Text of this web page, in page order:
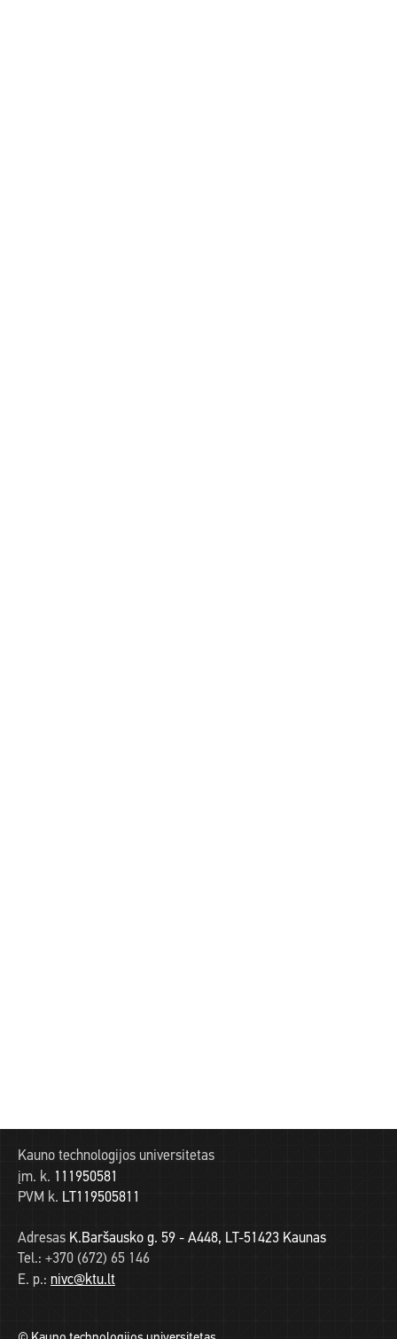
Kauno technologijos universitetas
įm. k. 111950581
PVM k. LT119505811
Adresas K.Baršausko g. 59 - A448, LT-51423 Kaunas
Tel.: +370 (672) 65 146
E. p.: nivc@ktu.lt